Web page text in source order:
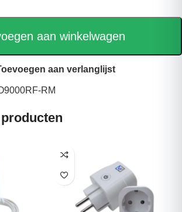
aan winkelwagen
aan verlanglijst
RM